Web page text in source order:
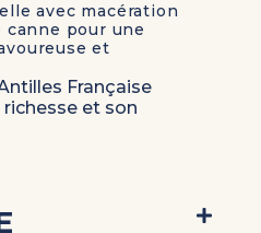
avec macération
pour une
et
Française
et son